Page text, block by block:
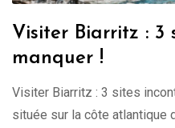
Visiter Biarritz : 3
manquer !
Visiter Biarritz : 3 sites
située sur la côte atlantique